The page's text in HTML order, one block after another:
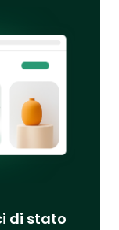
di stato